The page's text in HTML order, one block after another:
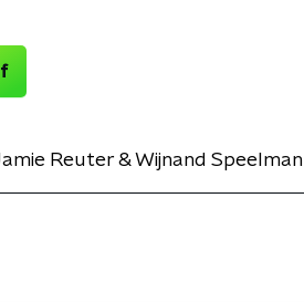
Reuter & Wijnand Speelman